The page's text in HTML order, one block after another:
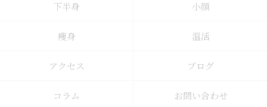
下半身 小顔
痩身 温活
アクセス ブログ
コラム お問い合わせ